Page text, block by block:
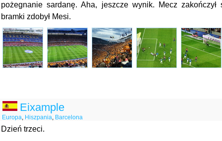
pożegnanie sardanę. Aha, jeszcze wynik. Mecz
bramki zdobył Mesi.
Eixample
Europa, Hiszpania, Barcelona
Dzień trzeci.